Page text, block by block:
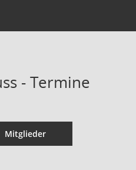
- Termine
Mitglieder